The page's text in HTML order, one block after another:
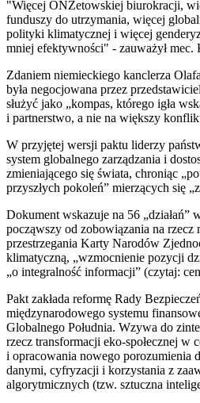
"Więcej ONZetowskiej biurokracji,
funduszy do utrzymania, więcej
polityki klimatycznej i więcej
mniej efektywności" - zauważył mec.
Zdaniem niemieckiego kanclerza
była negocjowana przez
służyć jako „kompas, którego igła
i partnerstwo, a nie na większy
W przyjętej wersji paktu liderzy
system globalnego zarządzania i
zmieniającego się świata, chroniąc
przyszłych pokoleń” mierzących się
Dokument wskazuje na 56 „działań”
począwszy od zobowiązania na rzecz
przestrzegania Karty Narodów
klimatyczną, „wzmocnienie pozycji
„o integralność informacji” (czytaj:
Pakt zakłada reformę Rady
międzynarodowego systemu
Globalnego Południa. Wzywa do
rzecz transformacji eko-społecznej w
i opracowania nowego porozumienia
danymi, cyfryzacji i korzystania z
algorytmicznych (tzw. sztuczna